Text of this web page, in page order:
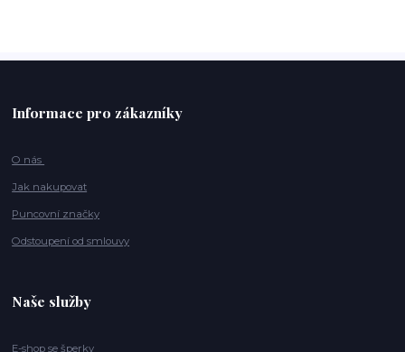
Informace pro zákazníky
O nás
Jak nakupovat
Puncovní značky
Odstoupení od smlouvy
Naše služby
E-shop se šperky